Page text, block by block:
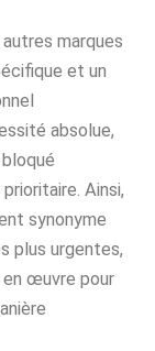
marques
et un
absolue,
Ainsi,
synonyme
plus urgentes,
œuvre pour